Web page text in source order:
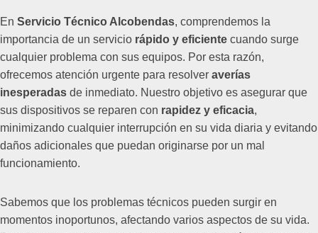
En Servicio Técnico Alcobendas, comprendemos la
importancia de un servicio rápido y eficiente cuando surge
cualquier problema con sus equipos. Por esta razón,
ofrecemos atención urgente para resolver averías
inesperadas de inmediato. Nuestro objetivo es asegurar que
sus dispositivos se reparen con rapidez y eficacia,
minimizando cualquier interrupción en su vida diaria y evitando
daños adicionales que puedan originarse por un mal
funcionamiento.
Sabemos que los problemas técnicos pueden surgir en
momentos inoportunos, afectando varios aspectos de su vida.